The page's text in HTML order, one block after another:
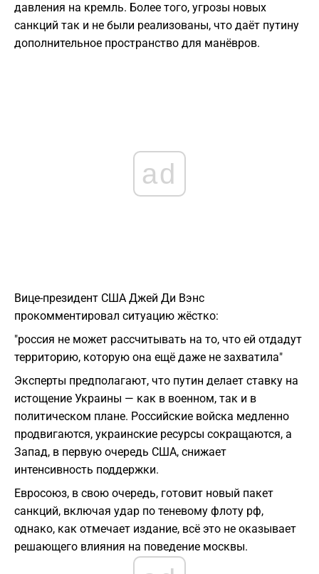
давления на кремль. Более того, угрозы новых
санкций так и не были реализованы, что даёт путину
дополнительное пространство для манёвров.
ad
Вице-президент США Джей Ди Вэнс
прокомментировал ситуацию жёстко:
"россия не может рассчитывать на то, что ей отдадут
территорию, которую она ещё даже не захватила"
Эксперты предполагают, что путин делает ставку на
истощение Украины — как в военном, так и в
политическом плане. Российские войска медленно
продвигаются, украинские ресурсы сокращаются, а
Запад, в первую очередь США, снижает
интенсивность поддержки.
Евросоюз, в свою очередь, готовит новый пакет
санкций, включая удар по теневому флоту рф,
однако, как отмечает издание, всё это не оказывает
решающего влияния на поведение москвы.